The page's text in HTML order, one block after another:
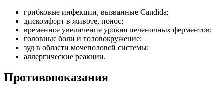
грибковые инфекции, вызванные Candida;
дискомфорт в животе, понос;
временное увеличение уровня печеночных ферментов;
головные боли и головокружение;
зуд в области мочеполовой системы;
аллергические реакции.
Противопоказания